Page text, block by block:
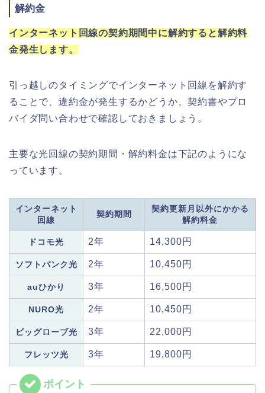
解約金
インターネット回線の契約期間中に解約すると解約料
金発生します。
引っ越しのタイミングでインターネット回線を解約す
ることで、違約金が発生するかどうか、契約書やプロ
バイダ問い合わせで確認しておきましょう。
主要な光回線の契約期間・解約料金は下記のようにな
っています。
インターネット
回線
契約期間
契約更新月以外にかかる
解約料金
ドコモ光 2年 14,300円
ソフトバンク光 2年 10,450円
auひかり 3年 16,500円
NURO光 2年 10,450円
ビッグローブ光 3年 22,000円
フレッツ光 3年 19,800円